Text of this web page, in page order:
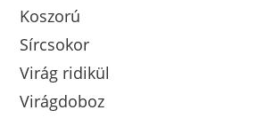
Koszorú
Sírcsokor
Virág ridikül
Virágdoboz